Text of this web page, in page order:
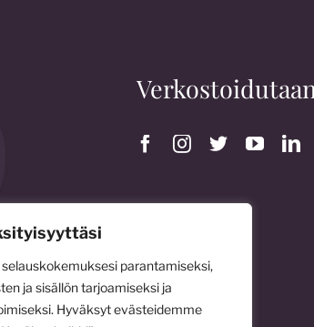
parantamiseksi,
ja sisällön tarjoamiseksi ja
Hyväksyt evästeidemme
Verkostoidutaan